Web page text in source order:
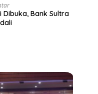
Dibuka, Bank Sultra